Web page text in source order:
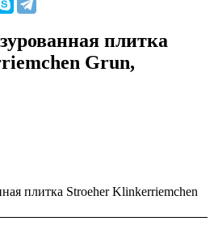
плитка
Grun,
плитка Stroeher Klinkerriemchen